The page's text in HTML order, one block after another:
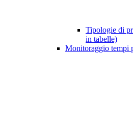
Tipologie di
in tabelle)
Monitoraggio tempi